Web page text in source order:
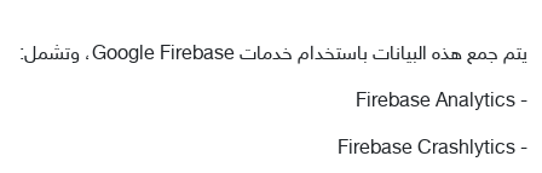
يتم جمع هذه البيانات باستخدام خدمات Google Firebase، وتشمل:
- Firebase Analytics
- Firebase Crashlytics